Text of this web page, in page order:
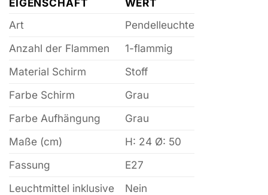
EIGENSCHAFT
WERT
Art
Pendelleuchte
Anzahl der Flammen
1-flammig
Material Schirm
Stoff
Farbe Schirm
Grau
Farbe Aufhängung
Grau
Maße (cm)
H: 24 Ø: 50
Fassung
E27
Leuchtmittel inklusive
Nein